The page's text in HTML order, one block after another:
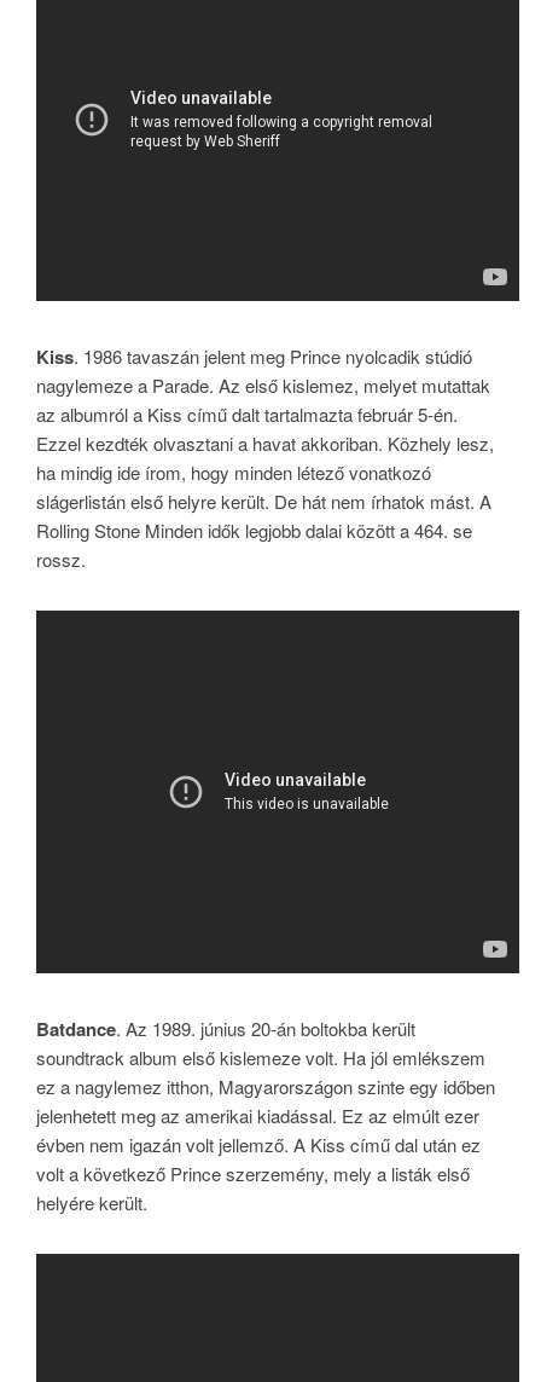
Kiss. 1986 tavaszán jelent meg Prince nyolcadik stúdió
nagylemeze a Parade. Az első kislemez, melyet mutattak
az albumról a Kiss című dalt tartalmazta február 5-én.
Ezzel kezdték olvasztani a havat akkoriban. Közhely lesz,
ha mindig ide írom, hogy minden létező vonatkozó
slágerlistán első helyre került. De hát nem írhatok mást. A
Rolling Stone Minden idők legjobb dalai között a 464. se
rossz.
Batdance. Az 1989. június 20-án boltokba került
soundtrack album első kislemeze volt. Ha jól emlékszem
ez a nagylemez itthon, Magyarországon szinte egy időben
jelenhetett meg az amerikai kiadással. Ez az elmúlt ezer
évben nem igazán volt jellemző. A Kiss című dal után ez
volt a következő Prince szerzemény, mely a listák első
helyére került.